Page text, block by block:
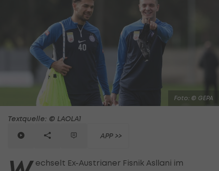
Foto: © GEPA
Textquelle: © LAOLA1
APP >>
echselt Ex-Austrianer Fisnik Asllani im